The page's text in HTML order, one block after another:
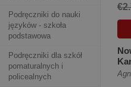
Podręczniki do nauki
języków - szkoła
podstawowa
Podręczniki dla szkół
pomaturalnych i
policealnych
5